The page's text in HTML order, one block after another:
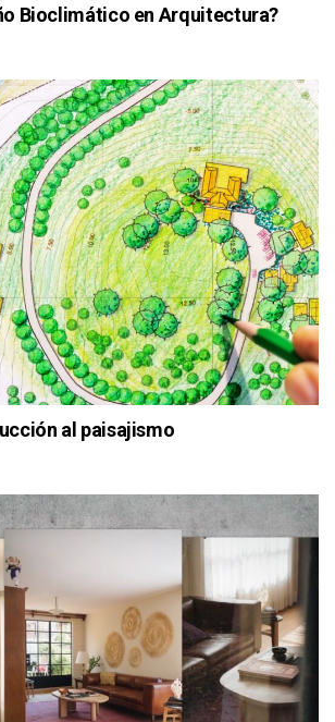
Bioclimático en Arquitectura?
al paisajismo